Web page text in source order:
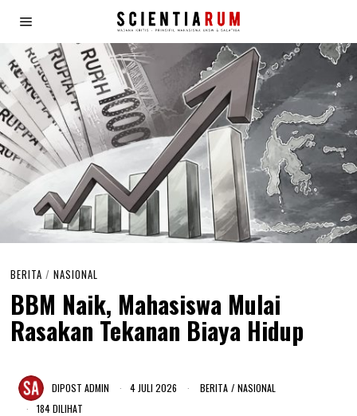
BERITA / NASIONAL
BBM Naik, Mahasiswa Mulai
Rasakan Tekanan Biaya Hidup
DIPOST ADMIN 4 JULI 2026 BERITA / NASIONAL
184 DILIHAT